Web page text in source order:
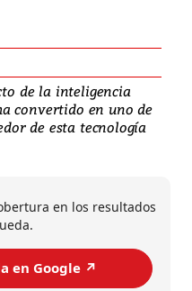
de la inteligencia
convertido en uno de
de esta tecnología
en los resultados
en Google ↗️